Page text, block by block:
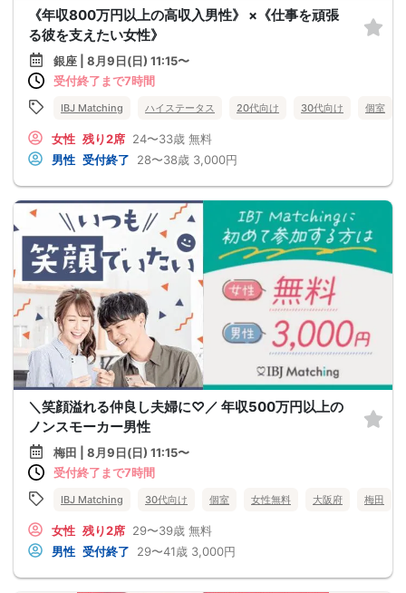
《年収800万円以上の高収入男性》 ×《仕事を頑張
る彼を支えたい女性》
銀座 | 8月9日(日) 11:15〜
受付終了まで7時間
IBJ Matching ハイステータス 20代向け 30代向け 個室
女性 残り2席 24〜33歳 無料
男性 受付終了 28〜38歳 3,000円
＼笑顔溢れる仲良し夫婦に♡／ 年収500万円以上の
ノンスモーカー男性
梅田 | 8月9日(日) 11:15〜
受付終了まで7時間
IBJ Matching 30代向け 個室 女性無料 大阪府 梅田
女性 残り2席 29〜39歳 無料
男性 受付終了 29〜41歳 3,000円